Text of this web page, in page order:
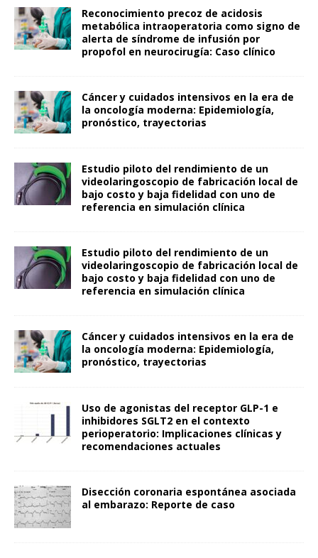
Reconocimiento precoz de acidosis
metabólica intraoperatoria como signo de
alerta de síndrome de infusión por
propofol en neurocirugía: Caso clínico
Cáncer y cuidados intensivos en la era de
la oncología moderna: Epidemiología,
pronóstico, trayectorias
Estudio piloto del rendimiento de un
videolaringoscopio de fabricación local de
bajo costo y baja fidelidad con uno de
referencia en simulación clínica
Estudio piloto del rendimiento de un
videolaringoscopio de fabricación local de
bajo costo y baja fidelidad con uno de
referencia en simulación clínica
Cáncer y cuidados intensivos en la era de
la oncología moderna: Epidemiología,
pronóstico, trayectorias
Uso de agonistas del receptor GLP-1 e
inhibidores SGLT2 en el contexto
perioperatorio: Implicaciones clínicas y
recomendaciones actuales
Disección coronaria espontánea asociada
al embarazo: Reporte de caso